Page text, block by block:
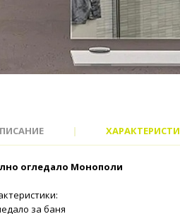
|
огледало Монополи
за баня